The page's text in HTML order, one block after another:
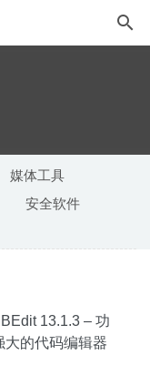
媒体工具
安全软件
工具
阅读插件 2022-02-